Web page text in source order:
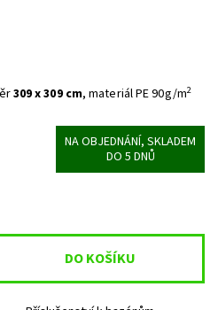
309 x 309 cm, materiál PE 90g/m2
NA OBJEDNÁNÍ, SKLADEM
DO 5 DNŮ